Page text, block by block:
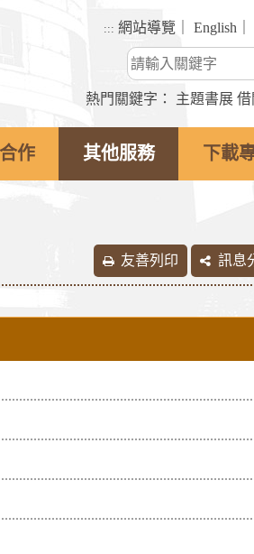
::: 網站導覽 English
熱門關鍵字： 主題書展 借
作 其他服務 下載
友善列印 訊息